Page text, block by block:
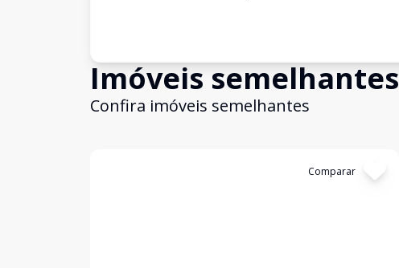
Imóveis semelhantes
Confira imóveis semelhantes
Comparar